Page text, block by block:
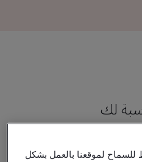
لك
للسماح لموقعنا بالعمل بشكل